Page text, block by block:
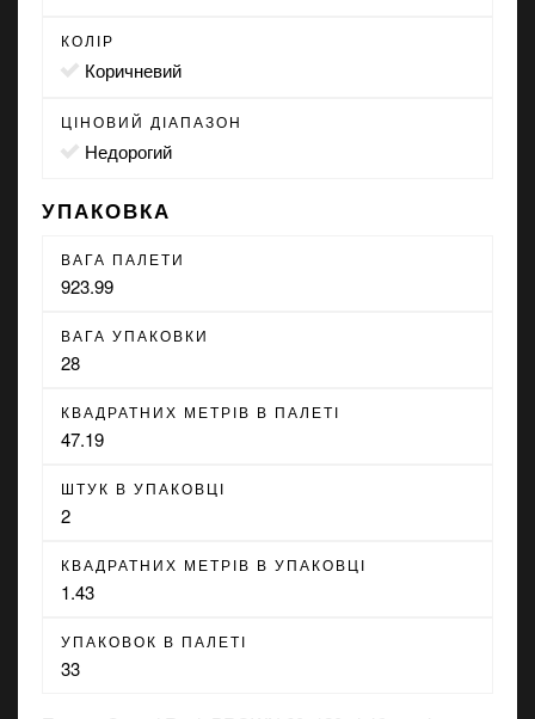
КОЛІР
коричневий
ЦІНОВИЙ ДІАПАЗОН
Недорогий
УПАКОВКА
ВАГА ПАЛЕТИ
923.99
ВАГА УПАКОВКИ
28
КВАДРАТНИХ МЕТРІВ В ПАЛЕТІ
47.19
ШТУК В УПАКОВЦІ
2
КВАДРАТНИХ МЕТРІВ В УПАКОВЦІ
1.43
УПАКОВОК В ПАЛЕТІ
33